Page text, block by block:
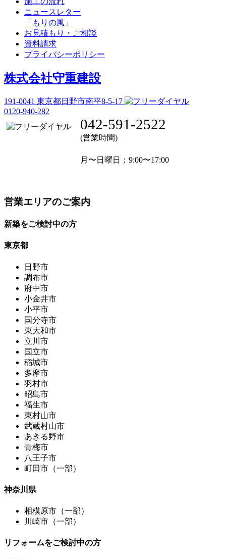
ニュースレター
「もりの風」
お見積もり・ご相談
資料請求
プライバシーポリシー
株式会社守重建設
191-0041 東京都日野市南平8-5-17
0120-940-282
042-591-2522
(営業時間)
月〜日曜日 ：9:00〜17:00
営業エリアのご案内
新築をご検討中の方
東京都
日野市
調布市
府中市
小金井市
小平市
国分寺市
東大和市
立川市
国立市
稲城市
多摩市
羽村市
昭島市
福生市
東村山市
武蔵村山市
あきる野市
青梅市
八王子市
町田市（一部）
神奈川県
相模原市（一部）
川崎市（一部）
リフォームをご検討中の方